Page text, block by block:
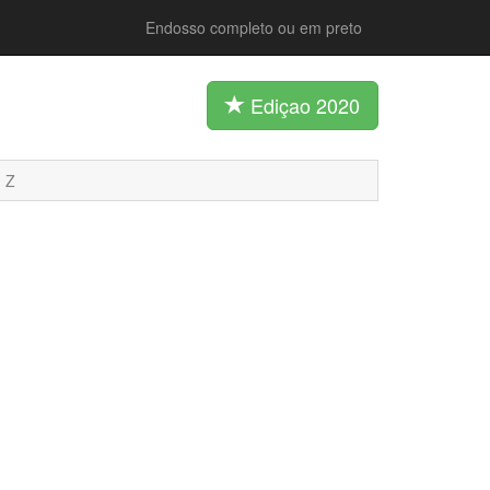
Endosso completo ou em preto
Ediçao 2020
Z